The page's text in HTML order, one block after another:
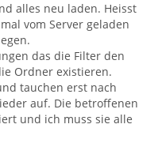
alles neu laden. Heisst
vom Server geladen
das die Filter den
Ordner existieren.
tauchen erst nach
auf. Die betroffenen
und ich muss sie alle